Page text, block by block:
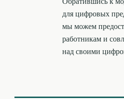
для цифровых
мы можем
работникам и
над своими